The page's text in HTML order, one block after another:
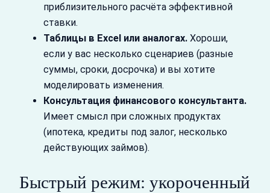
приблизительного расчёта эффективной
ставки.
Таблицы в Excel или аналогах. Хороши,
если у вас несколько сценариев (разные
суммы, сроки, досрочка) и вы хотите
моделировать изменения.
Консультация финансового консультанта.
Имеет смысл при сложных продуктах
(ипотека, кредиты под залог, несколько
действующих займов).
Быстрый режим: укороченный